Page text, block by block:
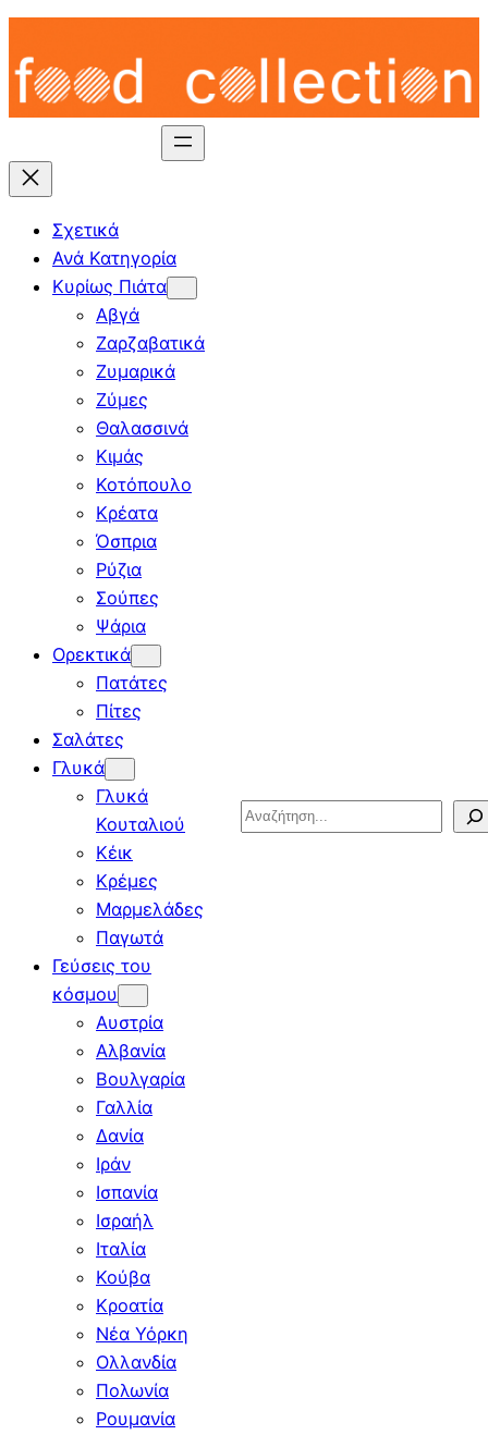
Skip
content
Σχετικά
Ανά Κατηγορία
Κυρίως Πιάτα
Αβγά
Ζαρζαβατικά
Ζυμαρικά
Ζύμες
Θαλασσινά
Κιμάς
Κοτόπουλο
Κρέατα
Όσπρια
Ρύζια
Σούπες
Ψάρια
Ορεκτικά
Πατάτες
Πίτες
Σαλάτες
Γλυκά
Γλυκά
Κουταλιού
Κέικ
Κρέμες
Μαρμελάδες
Παγωτά
Γεύσεις του
κόσμου
Αυστρία
Αλβανία
Βουλγαρία
Γαλλία
Δανία
Ιράν
Ισπανία
Ισραήλ
Ιταλία
Κούβα
Κροατία
Νέα Υόρκη
Ολλανδία
Πολωνία
Ρουμανία
Search